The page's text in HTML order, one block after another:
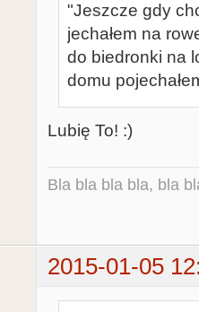
"Jeszcze gdy
jechałem na
do biedronki na
domu
Lubię To! :)
Bla bla bla bla, bla
2015-01-05